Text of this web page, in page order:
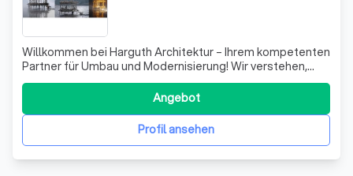
Willkommen bei Harguth Architektur – Ihrem kompetenten
Partner für Umbau und Modernisierung! Wir verstehen,
dass die Transformation bestehender Strukturen nicht
nur Fingerspitzengefühl, sondern auch umfassende
Erfahrung erfordert. Mit Leidenschaft und Kreativität
setzen wir uns dafür ein, Ihre Besta
Profil ansehen
Angebot